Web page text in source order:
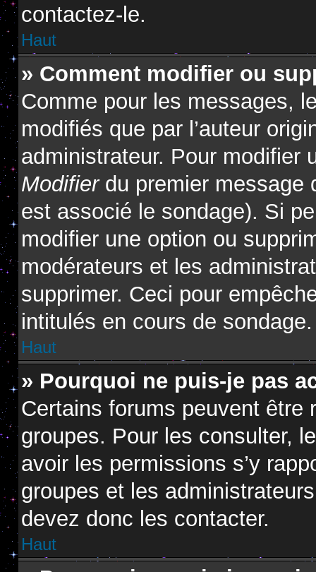
contactez-le.
Haut
» Comment modifier ou
Comme pour les messages,
modifiés que par l’auteur
administrateur. Pour modifier
Modifierdu premier message
est associé le sondage). Si
modifier une option ou
modérateurs et les
supprimer. Ceci pour
intitulés en cours de sondage.
Haut
» Pourquoi ne puis-je pas
Certains forums peuvent être
groupes. Pour les consulter,
avoir les permissions s’y
groupes et les
devez donc les contacter.
Haut